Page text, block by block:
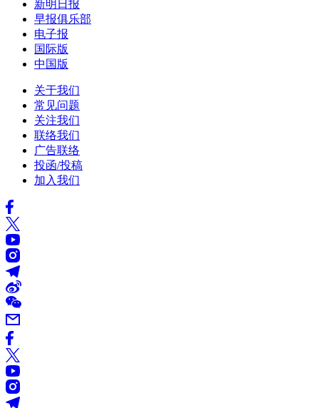
新明日报
早报俱乐部
电子报
国际版
中国版
关于我们
常见问题
关注我们
联络我们
广告联络
投函/投稿
加入我们